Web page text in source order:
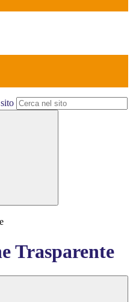
Trasparente